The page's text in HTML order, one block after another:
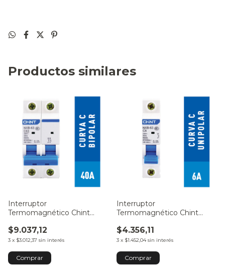
Productos similares
Interruptor
Termomagnético Chint
$9.037,12
3 x $3.012,37 sin interés
Interruptor
Termomagnético Chint
$4.356,11
3 x $1.452,04 sin interés